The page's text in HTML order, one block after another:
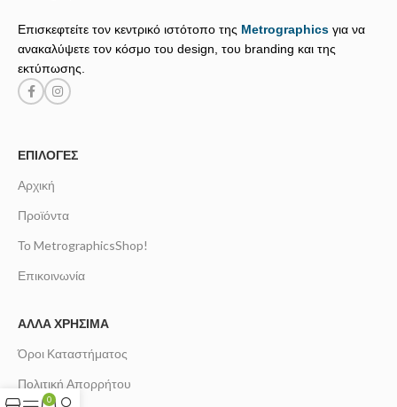
Επισκεφτείτε τον κεντρικό ιστότοπο της Metrographics για να
ανακαλύψετε τον κόσμο του design, του branding και της
εκτύπωσης.
ΕΠΙΛΟΓΈΣ
Αρχική
Προϊόντα
Το MetrographicsShop!
Επικοινωνία
ΆΛΛΑ ΧΡΉΣΙΜΑ
Όροι Καταστήματος
Πολιτική Απορρήτου
0